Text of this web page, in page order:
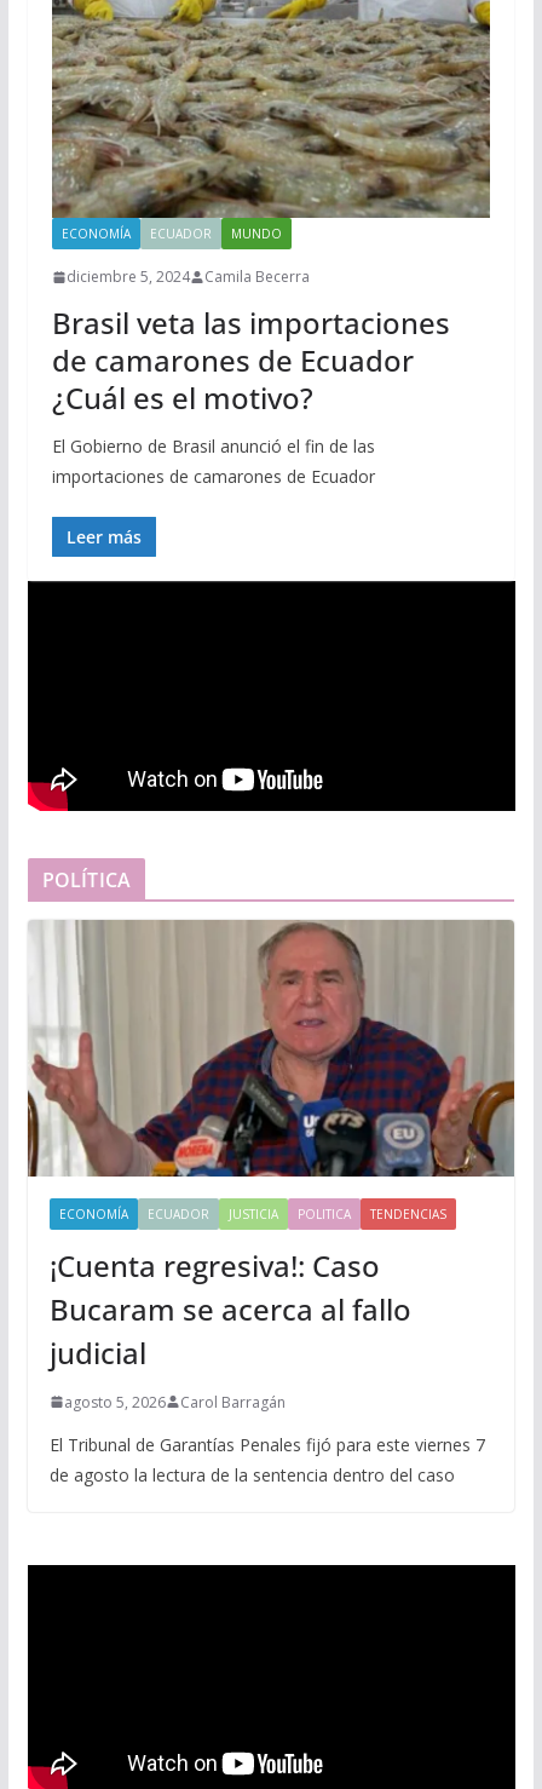
ECONOMÍA ECUADOR MUNDO
diciembre 5, 2024 Camila Becerra
Brasil veta las importaciones
de camarones de Ecuador
¿Cuál es el motivo?
El Gobierno de Brasil anunció el fin de las
importaciones de camarones de Ecuador
Leer más
POLÍTICA
ECONOMÍA ECUADOR JUSTICIA POLITICA TENDENCIAS
¡Cuenta regresiva!: Caso
Bucaram se acerca al fallo
judicial
agosto 5, 2026 Carol Barragán
El Tribunal de Garantías Penales fijó para este viernes 7
de agosto la lectura de la sentencia dentro del caso